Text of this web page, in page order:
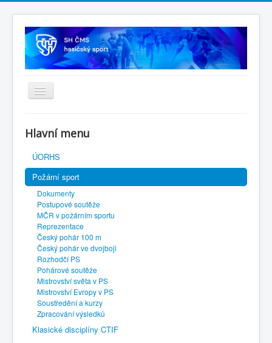
SH ČMS
Hlavní menu
ÚORHS
Požární sport
Dokumenty
Postupové soutěže
MČR v požárním sportu
Reprezentace
Český pohár 100 m
Český pohár ve dvojboji
Rozhodčí PS
Pohárové soutěže
Mistrovství světa v PS
Mistrovství Evropy v PS
Soustředění a kurzy
Zpracování výsledků
Klasické disciplíny CTIF